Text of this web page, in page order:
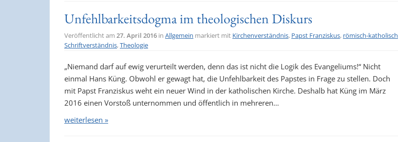
Unfehlbarkeitsdogma im theologischen Diskurs
Veröffentlicht am 27. April 2016 in Allgemein markiert mit Kirchenverständnis, Papst Franziskus, römisch-katholisch
Schriftverständnis,Theologie
„Niemand darf auf ewig verurteilt werden, denn das ist nicht die Logik des Evangeliums!“ Nicht
einmal Hans Küng. Obwohl er gewagt hat, die Unfehlbarkeit des Papstes in Frage zu stellen. Doch
mit Papst Franziskus weht ein neuer Wind in der katholischen Kirche. Deshalb hat Küng im März
2016 einen Vorstoß unternommen und öffentlich in mehreren…
weiterlesen »